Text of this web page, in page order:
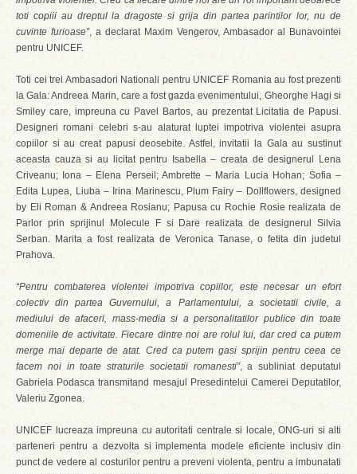
toti copiii au dreptul la dragoste si grija din partea parintilor lor, nu de
cuvinte furioase”, a declarat Maxim Vengerov, Ambasador al Bunavointei
pentru UNICEF.
Toti cei trei Ambasadori Nationali pentru UNICEF Romania au fost prezenti
la Gala: Andreea Marin, care a fost gazda evenimentului, Gheorghe Hagi si
Smiley care, impreuna cu Pavel Bartos, au prezentat Licitatia de Papusi.
Designeri romani celebri s-au alaturat luptei impotriva violentei asupra
copiilor si au creat papusi deosebite. Astfel, invitatii la Gala au sustinut
aceasta cauza si au licitat pentru Isabella – creata de designerul Lena
Criveanu; Iona – Elena Perseil; Ambrette – Maria Lucia Hohan; Sofia –
Edita Lupea, Liuba – Irina Marinescu, Plum Fairy – Dollflowers, designed
by Eli Roman & Andreea Rosianu; Papusa cu Rochie Rosie realizata de
Parlor prin sprijinul Molecule F si Dare realizata de designerul Silvia
Serban. Marita a fost realizata de Veronica Tanase, o fetita din judetul
Prahova.
“Pentru combaterea violentei impotriva copiilor, este necesar un efort
colectiv din partea Guvernului, a Parlamentului, a societatii civile, a
mediului de afaceri, mass-media si a personalitatilor publice din toate
domeniile de activitate. Fiecare dintre noi are rolul lui, dar cred ca putem
merge mai departe de atat. Cred ca putem gasi sprijin pentru ceea ce
facem noi in toate straturile societatii romanesti”, a subliniat deputatul
Gabriela Podasca transmitand mesajul Presedintelui Camerei Deputatilor,
Valeriu Zgonea.
UNICEF lucreaza impreuna cu autoritati centrale si locale, ONG-uri si alti
parteneri pentru a dezvolta si implementa modele eficiente inclusiv din
punct de vedere al costurilor pentru a preveni violenta, pentru a imbunatati